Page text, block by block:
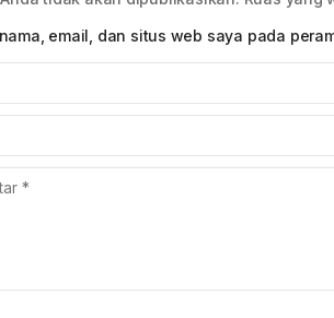
email, dan situs web saya pada